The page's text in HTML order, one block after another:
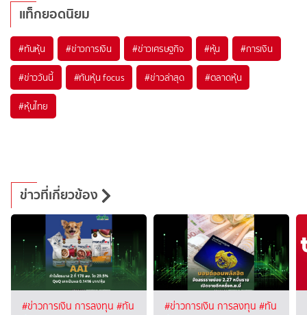
แท็กยอดนิยม
#ทันหุ้น #ข่าวการเงิน #ข่าวเศรษฐกิจ #หุ้น #การเงิน
#ข่าววันนี้ #ทันหุ้น focus #ข่าวล่าสุด #ตลาดหุ้น
#หุ้นไทย
ข่าวที่เกี่ยวข้อง
#ข่าวการเงิน การลงทุน #ทัน
#ข่าวการเงิน การลงทุน #ทัน